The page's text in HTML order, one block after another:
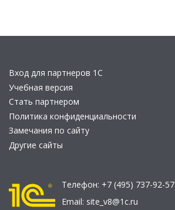
Вход для партнеров 1С
Учебная версия
Стать партнером
Политика конфиденциальности
Замечания по сайту
Другие сайты
Телефон: +7 (495) 737-92-57
Email: site_v8@1c.ru